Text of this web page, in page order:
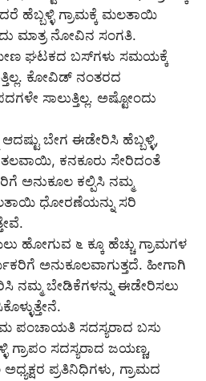
ಹೆಬ್ಬಳ್ಳಿ ಗ್ರಾಮಕ್ಕೆ ಮಲತಾಯಿ
ಮಾತ್ರ ನೋವಿನ ಸಂಗತಿ.
ಘಟಕದ ಬಸ್‌ಗಳು ಸಮಯಕ್ಕೆ
ಕೋವಿಡ್ ನಂತರದ
ಸಾಲುತ್ತಿಲ್ಲ. ಅಷ್ಟೋಂದು
ಬೇಗ ಈಡೇರಿಸಿ ಹೆಬ್ಬಳ್ಳಿ,
ಕನಕೂರು ಸೇರಿದಂತೆ
ಅನುಕೂಲ ಕಲ್ಪಿಸಿ ನಮ್ಮ
ಧೋರಣೆಯನ್ನು ಸರಿ
ಹೋಗುವ ೬ ಕ್ಕೂ ಹೆಚ್ಚು ಗ್ರಾಮಗಳ
ಅನುಕೂಲವಾಗುತ್ತದೆ. ಹೀಗಾಗಿ
ನಮ್ಮ ಬೇಡಿಕೆಗಳನ್ನು ಈಡೇರಿಸಲು
ಪಂಚಾಯತಿ ಸದಸ್ಯರಾದ ಬಸು
ಗ್ರಾಪಂ ಸದಸ್ಯರಾದ ಜಯಣ್ಣ,
ಪ್ರತಿನಿಧಿಗಳು, ಗ್ರಾಮದ